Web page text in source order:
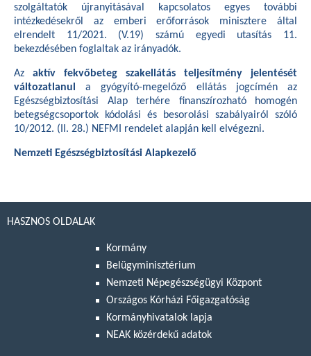
szolgáltatók újranyitásával kapcsolatos egyes további
intézkedésekről az emberi erőforrások minisztere által
elrendelt 11/2021. (V.19) számú egyedi utasítás 11.
bekezdésében foglaltak az irányadók.
Az aktív fekvőbeteg szakellátás teljesítmény jelentését
változatlanul
a gyógyító-megelőző ellátás jogcímén az
Egészségbiztosítási Alap terhére finanszírozható homogén
betegségcsoportok kódolási és besorolási szabályairól szóló
10/2012. (II. 28.) NEFMI rendelet alapján kell elvégezni.
Nemzeti Egészségbiztosítási Alapkezelő
HASZNOS OLDALAK
Kormány
Belügyminisztérium
Nemzeti Népegészségügyi Központ
Országos Kórházi Főigazgatóság
Kormányhivatalok lapja
NEAK közérdekű adatok